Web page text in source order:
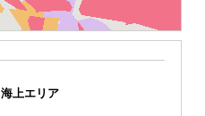
海上エリア